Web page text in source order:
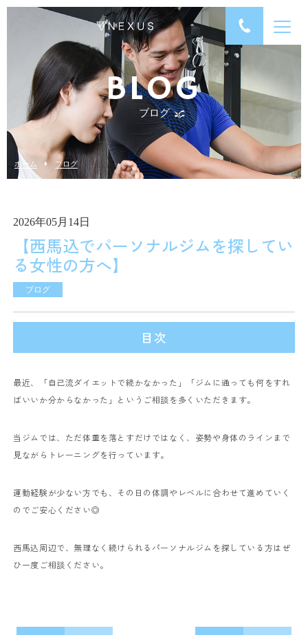
BLOG
ブログ
ホーム ブログ
2026年05月14日
【西馬込でパーソナルジムを探してい
る女性の方へ】
ブログ
目次
最近、 「自己流ダイエットで続かなかった」
「ジムに通っても何をすれ
ばいいか分からなかった」 というご相談を多くいただきます。
当ジムでは、ただ体重を落とすだけではなく、 姿勢や身体のラインまで
見ながらトレーニングを行っています。
運動経験が少ない方でも、 その日の体調やレベルに合わせて進めていく
のでご安心ください◎
西馬込周辺で、 無理なく続けられるパーソナルジムを探している方はぜ
ひ一度ご相談ください。